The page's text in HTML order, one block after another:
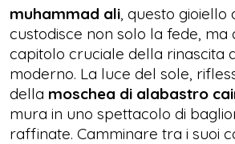
muhammad ali, questo gioiello
custodisce non solo la fede, ma
capitolo cruciale della rinascita
moderno. La luce del sole,
della moschea di alabastro
mura in uno spettacolo di
raffinate. Camminare tra i suoi